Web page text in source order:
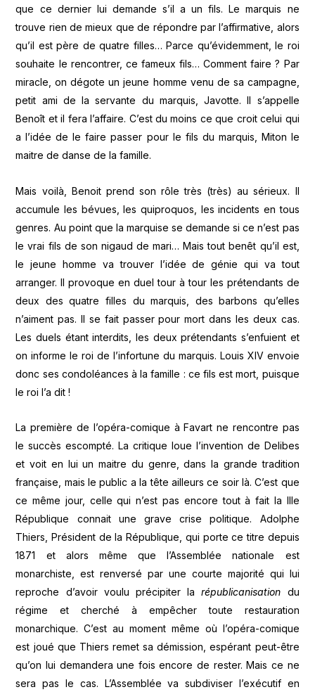
que ce dernier lui demande s’il a un fils. Le marquis ne
trouve rien de mieux que de répondre par l’affirmative, alors
qu’il est père de quatre filles… Parce qu’évidemment, le roi
souhaite le rencontrer, ce fameux fils… Comment faire ? Par
miracle, on dégote un jeune homme venu de sa campagne,
petit ami de la servante du marquis, Javotte. Il s’appelle
Benoît et il fera l’affaire. C’est du moins ce que croit celui qui
a l’idée de le faire passer pour le fils du marquis, Miton le
maitre de danse de la famille.
Mais voilà, Benoit prend son rôle très (très) au sérieux. Il
accumule les bévues, les quiproquos, les incidents en tous
genres. Au point que la marquise se demande si ce n’est pas
le vrai fils de son nigaud de mari… Mais tout benêt qu’il est,
le jeune homme va trouver l’idée de génie qui va tout
arranger. Il provoque en duel tour à tour les prétendants de
deux des quatre filles du marquis, des barbons qu’elles
n’aiment pas. Il se fait passer pour mort dans les deux cas.
Les duels étant interdits, les deux prétendants s’enfuient et
on informe le roi de l’infortune du marquis. Louis XIV envoie
donc ses condoléances à la famille : ce fils est mort, puisque
le roi l’a dit !
La première de l’opéra-comique à Favart ne rencontre pas
le succès escompté. La critique loue l’invention de Delibes
et voit en lui un maitre du genre, dans la grande tradition
française, mais le public a la tête ailleurs ce soir là. C’est que
ce même jour, celle qui n’est pas encore tout à fait la IIIe
République connait une grave crise politique. Adolphe
Thiers, Président de la République, qui porte ce titre depuis
1871 et alors même que l’Assemblée nationale est
monarchiste, est renversé par une courte majorité qui lui
reproche d’avoir voulu précipiter larépublicanisation du
régime et cherché à empêcher toute restauration
monarchique. C’est au moment même où l’opéra-comique
est joué que Thiers remet sa démission, espérant peut-être
qu’on lui demandera une fois encore de rester. Mais ce ne
sera pas le cas. L’Assemblée va subdiviser l’exécutif en